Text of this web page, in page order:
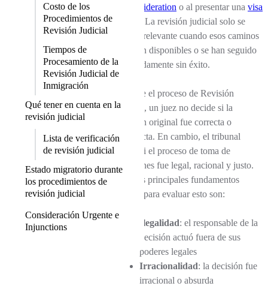
Costo de los
Procedimientos de
Revisión Judicial
Tiempos de
Procesamiento de la
Revisión Judicial de
Inmigración
Qué tener en cuenta en la
revisión judicial
Lista de verificación
de revisión judicial
Estado migratorio durante
los procedimientos de
revisión judicial
Consideración Urgente e
Injunctions
Reconsideration o al presentar una visa
. La revisión judicial solo se
vuelve relevante cuando esos caminos
no están disponibles o se han seguido
adecuadamente sin éxito.
Durante el proceso de Revisión
Judicial, un juez no decide si la
decisión original fue correcta o
incorrecta. En cambio, el tribunal
revisa si el proceso de toma de
decisiones fue legal, racional y justo.
Los tres principales fundamentos
legales para evaluar esto son:
Ilegalidad: el responsable de la
decisión actuó fuera de sus
poderes legales
Irracionalidad: la decisión fue
irracional o absurda